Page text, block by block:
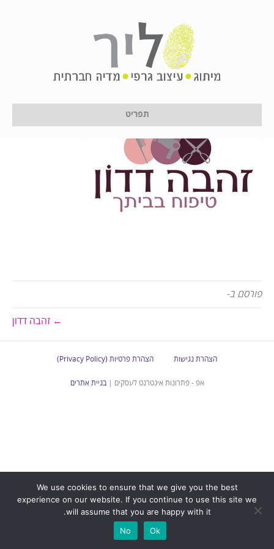
תפריט
16 בינואר 2017
פורסם ב-
← זהבה דדון
הצהרת נגישות הצהרת פרטיות (Privacy Policy)
אפ - פתרונות אינטרנט לעסקים |בניית אתרים
We use cookies to ensure that we give you the best
experience on our website. If you continue to use this site we
will assume that you are happy with it.
Ok
No